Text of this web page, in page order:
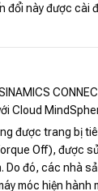
đổi này được cài
Cloud
được trang bị
Off), được
Do đó, các nhà
móc hiện hành